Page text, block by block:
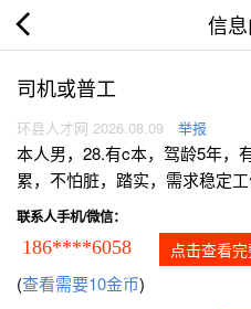
信
司机或普工
环县人才网 2026.08.09 举报
本人男，28.有c本，驾龄5年，
累，不怕脏，踏实，需求稳定
联系人手机/微信：
186****6058 点击查看
(查看需要10金币)